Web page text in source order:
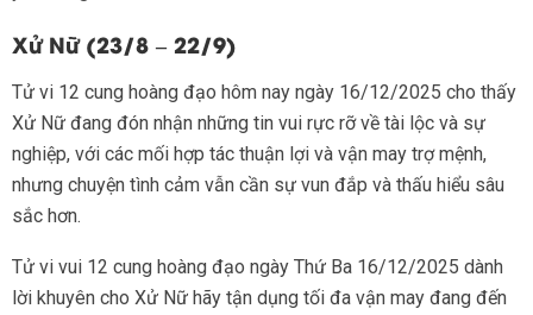
Xử Nữ (23/8 – 22/9)
Tử vi 12 cung hoàng đạo hôm nay ngày 16/12/2025 cho thấy
Xử Nữ đang đón nhận những tin vui rực rỡ về tài lộc và sự
nghiệp, với các mối hợp tác thuận lợi và vận may trợ mệnh,
nhưng chuyện tình cảm vẫn cần sự vun đắp và thấu hiểu sâu
sắc hơn.
Tử vi vui 12 cung hoàng đạo ngày Thứ Ba 16/12/2025 dành
lời khuyên cho Xử Nữ hãy tận dụng tối đa vận may đang đến